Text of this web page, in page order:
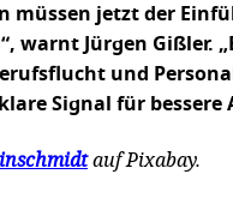
müssen jetzt der
warnt Jürgen Gißler.
und
Signal für
auf Pixabay.